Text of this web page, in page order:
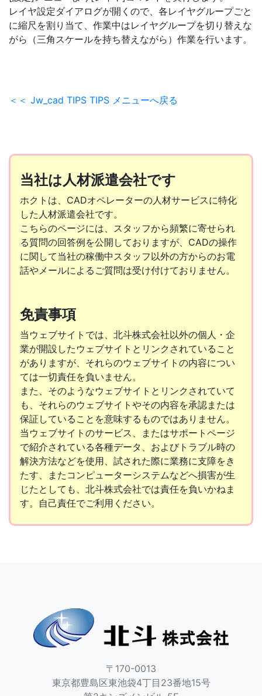
レイヤ設定ダイアログが開くので、各レイヤグループごと
に縮尺を割り当て、作業中はレイヤグループを切り替えな
がら（三角スケールを持ち替えながら）作業を行います。
＜＜ Jw_cad TIPS TIPS メニューへ戻る
当社は人材派遣会社です
ホクトは、CADオペレーターの人材サービスに特化
した人材派遣会社です。
こちらのページには、スタッフから頻繁に寄せられ
る質問の回答例を公開しておりますが、CADの操作
に関して当社の稼働中スタッフ以外の方からのお電
話やメールによるご質問は受け付けておりません。
免責事項
当ウェブサイトでは、北斗株式会社以外の個人・企
業が開設したウェブサイトとリンクされていること
がありますが、それらのウェブサイトの内容につい
ては一切責任を負いません。
また、そのようなウェブサイトとリンクされていて
も、それらのウェブサイトやその内容を承認または
保証していることを意味するものではありません。
当ウェブサイトのサービス、またはサポートページ
で紹介されている各種データ、およびトラブル時の
解決方法などを使用、試された際に業務に支障をき
たす、またコンピューターシステムなどへ損害が生
じたとしても、北斗株式会社では責任を負いかねま
す。自己責任でご利用ください。
〒170-0013
東京都豊島区東池袋4丁目23番地15号